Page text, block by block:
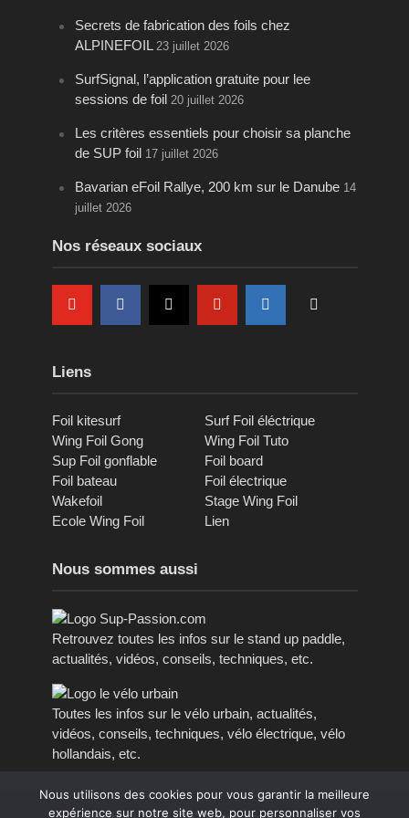
Secrets de fabrication des foils chez
ALPINEFOIL 23 juillet 2026
SurfSignal, l’application gratuite pour lee
sessions de foil 20 juillet 2026
Les critères essentiels pour choisir sa planche
de SUP foil 17 juillet 2026
Bavarian eFoil Rallye, 200 km sur le Danube 14
juillet 2026
Nos réseaux sociaux
Liens
Foil kitesurf
Surf Foil éléctrique
Wing Foil Gong
Wing Foil Tuto
Sup Foil gonflable
Foil board
Foil bateau
Foil électrique
Wakefoil
Stage Wing Foil
Ecole Wing Foil
Lien
Nous sommes aussi
Retrouvez toutes les infos sur le stand up paddle,
actualités, vidéos, conseils, techniques, etc.
Toutes les infos sur le vélo urbain, actualités,
vidéos, conseils, techniques, vélo électrique, vélo
hollandais, etc.
Nous utilisons des cookies pour vous garantir la meilleure
expérience sur notre site web, pour personnaliser vos